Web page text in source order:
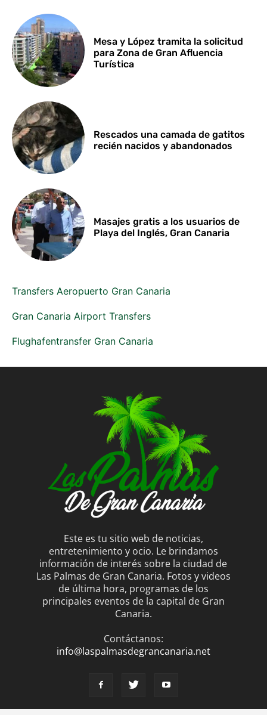
Mesa y López tramita la solicitud
para Zona de Gran Afluencia
Turística
Rescados una camada de gatitos
recién nacidos y abandonados
Masajes gratis a los usuarios de
Playa del Inglés, Gran Canaria
Transfers Aeropuerto Gran Canaria
Gran Canaria Airport Transfers
Flughafentransfer Gran Canaria
Este es tu sitio web de noticias,
entretenimiento y ocio. Le brindamos
información de interés sobre la ciudad de
Las Palmas de Gran Canaria. Fotos y videos
de última hora, programas de los
principales eventos de la capital de Gran
Canaria.
Contáctanos:
info@laspalmasdegrancanaria.net